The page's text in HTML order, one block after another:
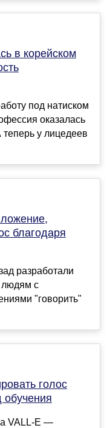
в корейском
под натиском
оказалась
теперь у лицедеев
благодаря
разработали
людям с
"говорить"
голос
обучения
VALL-E —